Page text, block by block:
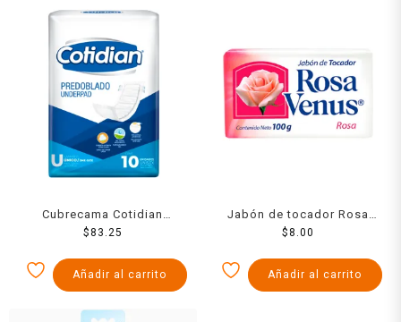
Cubrecama Cotidian
predoblado unisex 10 pzas
$ 83.25
Añadir al carrito
Jabón de tocador Rosa
Venus rosa 100 g
$ 8.00
Añadir al carrito